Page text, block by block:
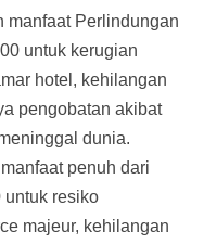
manfaat Perlindungan
untuk kerugian
hotel, kehilangan
pengobatan akibat
dunia.
penuh dari
untuk resiko
majeur, kehilangan